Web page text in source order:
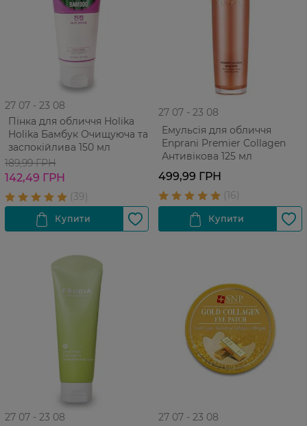
27 07 - 23 08
Пінка для обличчя Holika
Holika Бамбук Очищуюча та
заспокійлива 150 мл
189,99 ГРН
142,49 ГРН
27 07 - 23 08
Емульсія для обличчя
Enprani Premier Collagen
Антивікова 125 мл
499,99 ГРН
27 07 - 23 08
27 07 - 23 08